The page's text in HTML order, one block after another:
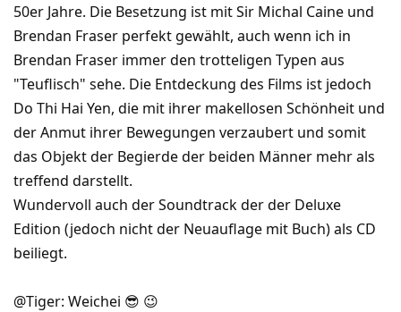
50er Jahre. Die Besetzung ist mit Sir Michal Caine und
Brendan Fraser perfekt gewählt, auch wenn ich in
Brendan Fraser immer den trotteligen Typen aus
"Teuflisch" sehe. Die Entdeckung des Films ist jedoch
Do Thi Hai Yen, die mit ihrer makellosen Schönheit und
der Anmut ihrer Bewegungen verzaubert und somit
das Objekt der Begierde der beiden Männer mehr als
treffend darstellt.
Wundervoll auch der Soundtrack der der Deluxe
Edition (jedoch nicht der Neuauflage mit Buch) als CD
beiliegt.
@Tiger: Weichei 😎 😉